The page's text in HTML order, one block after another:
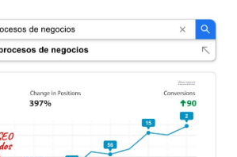
Entretenimiento
Públicos